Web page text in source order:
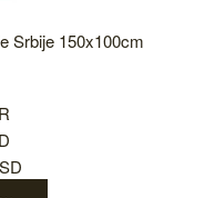
Srbije 150x100cm